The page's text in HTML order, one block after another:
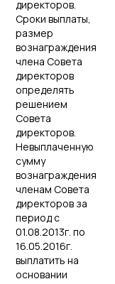
директоров.
Сроки выплаты,
размер
вознаграждения
члена Совета
директоров
определять
решением
Совета
директоров.
Невыплаченную
сумму
вознаграждения
членам Совета
директоров за
период с
01.08.2013г. по
16.05.2016г.
выплатить на
основании